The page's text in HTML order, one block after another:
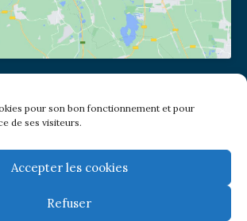
pour son bon fonctionnement et pour
de ses visiteurs.
Accepter les cookies
Refuser
cette adresse)
- 75018
ou Simplon